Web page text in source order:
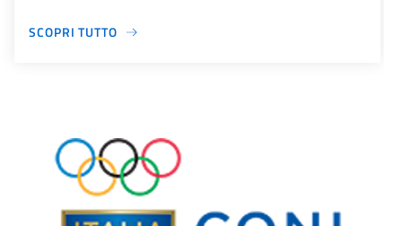
SCOPRI TUTTO